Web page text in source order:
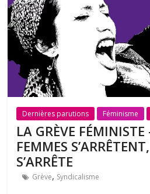
Dernières parutions Féminisme
LA GRÈVE
FEMMES
S’ARRÊTE
Grève, Syndicalisme